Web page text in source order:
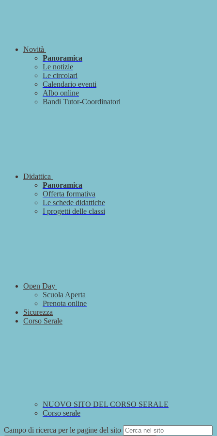
Novità
Panoramica
Le notizie
Le circolari
Calendario eventi
Albo online
Bandi Tutor-Coordinatori
Didattica
Panoramica
Offerta formativa
Le schede didattiche
I progetti delle classi
Open Day
Scuola Aperta
Prenota online
Sicurezza
Corso Serale
NUOVO SITO DEL CORSO SERALE
Corso serale
Campo di ricerca per le pagine del sito